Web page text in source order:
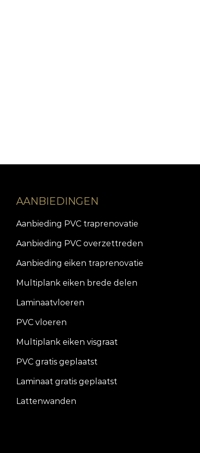
AANBIEDINGEN
Aanbieding PVC traprenovatie
Aanbieding PVC overzettreden
Aanbieding eiken traprenovatie
Multiplank eiken brede delen
Laminaatvloeren
PVC vloeren
Multiplank eiken visgraat
PVC gratis geplaatst
Laminaat gratis geplaatst
Lattenwanden